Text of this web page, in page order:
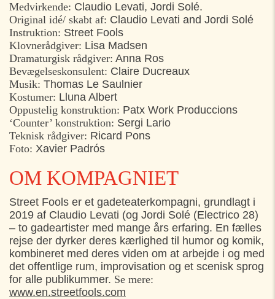
Medvirkende: Claudio Levati, Jordi Solé.
Original idé/ skabt af: Claudio Levati and Jordi Solé
Instruktion: Street Fools
Klovnerådgiver: Lisa Madsen
Dramaturgisk rådgiver: Anna Ros
Bevægelseskonsulent: Claire Ducreaux
Musik: Thomas Le Saulnier
Kostumer: Lluna Albert
Oppustelig konstruktion: Patx Work Produccions
‘Counter’ konstruktion: Sergi Lario
Teknisk rådgiver: Ricard Pons
Foto: Xavier Padrós
OM KOMPAGNIET
Street Fools er et gadeteaterkompagni, grundlagt i
2019 af Claudio Levati (og Jordi Solé (Electrico 28)
– to gadeartister med mange års erfaring. En fælles
rejse der dyrker deres kærlighed til humor og komik,
kombineret med deres viden om at arbejde i og med
det offentlige rum, improvisation og et scenisk sprog
for alle publikummer. Se mere:
www.en.streetfools.com